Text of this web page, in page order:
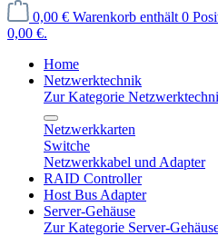
0,00 € Warenkorb enthält 0
0,00 €.
Home
Netzwerktechnik
Zur Kategorie
Netzwerkkarten
Switche
Netzwerkkabel und Adapter
RAID Controller
Host Bus Adapter
Server-Gehäuse
Zur Kategorie Server-